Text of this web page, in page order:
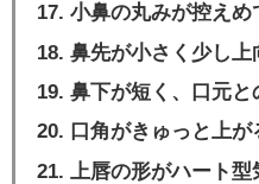
小鼻の丸みが控えめ
鼻先が小さく少し上
鼻下が短く、口元
口角がきゅっと上が
上唇の形がハート